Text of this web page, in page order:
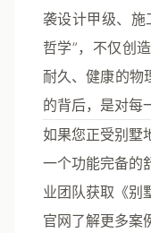
袭设计甲级、施
哲学”，不仅创
耐久、健康的物
的背后，是对每
如果您正受别墅
一个功能完备的
业团队获取《别
官网了解更多案